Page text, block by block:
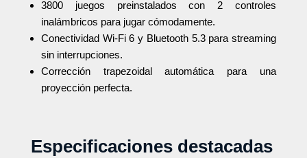
3800 juegos preinstalados con 2 controles
inalámbricos para jugar cómodamente.
Conectividad Wi-Fi 6 y Bluetooth 5.3 para streaming
sin interrupciones.
Corrección trapezoidal automática para una
proyección perfecta.
Especificaciones destacadas